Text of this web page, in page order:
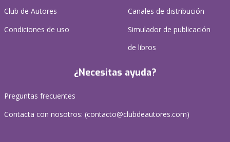
Club de Autores
Condiciones de uso
Canales de distribución
Simulador de publicación
de libros
¿Necesitas ayuda?
Preguntas frecuentes
Contacta con nosotros: (contacto@clubdeautores.com)